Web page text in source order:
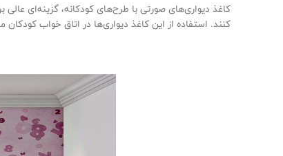
کاغذ دیواری‌های صورتی با طرح‌های کودکانه، گزینه‌ای
کنند. استفاده از این کاغذ دیواری‌ها در اتاق خواب